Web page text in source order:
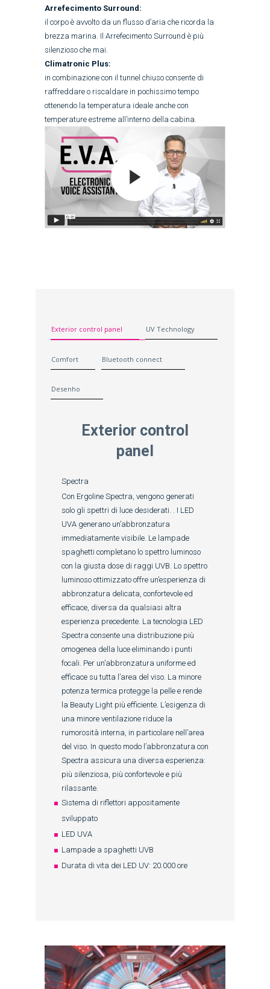
Arrefecimento Surround:
il corpo è avvolto da un flusso d’aria che ricorda la
brezza marina. Il Arrefecimento Surround è più
silenzioso che mai.
Climatronic Plus:
in combinazione con il tunnel chiuso consente di
raffreddare o riscaldare in pochissimo tempo
ottenendo la temperatura ideale anche con
temperature estreme all’interno della cabina.
Exterior control panel UV Technology
Comfort Bluetooth connect
Desenho
Exterior control
panel
Spectra
Con Ergoline Spectra, vengono generati
solo gli spettri di luce desiderati. . I LED
UVA generano un’abbronzatura
immediatamente visibile. Le lampade
spaghetti completano lo spettro luminoso
con la giusta dose di raggi UVB. Lo spettro
luminoso ottimizzato offre un’esperienza di
abbronzatura delicata, confortevole ed
efficace, diversa da qualsiasi altra
esperienza precedente. La tecnologia LED
Spectra consente una distribuzione più
omogenea della luce eliminando i punti
focali. Per un’abbronzatura uniforme ed
efficace su tutta l’area del viso. La minore
potenza termica protegge la pelle e rende
la Beauty Light più efficiente. L’esigenza di
una minore ventilazione riduce la
rumorosità interna, in particolare nell’area
del viso. In questo modo l’abbronzatura con
Spectra assicura una diversa esperienza:
più silenziosa, più confortevole e più
rilassante.
Sistema di riflettori appositamente
sviluppato
LED UVA
Lampade a spaghetti UVB
Durata di vita dei LED UV: 20.000 ore